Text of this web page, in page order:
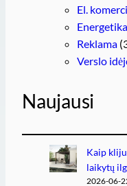
El.
Energetika
Reklama
Verslo
Naujausi
Kaip
laikytų
2026-06-